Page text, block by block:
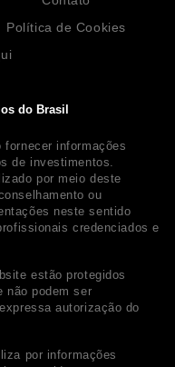
do Brasil
informações
de investimentos.
por meio deste
ou
neste sentido
credenciados e
estão protegidos
não podem ser
autorização do
por informações
Política de Cookies